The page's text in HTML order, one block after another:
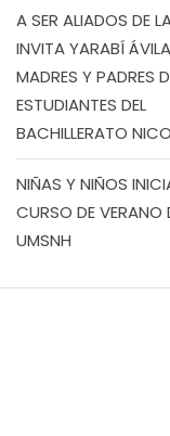
A SER ALIADOS DE
INVITA YARABÍ
MADRES Y PADRES
ESTUDIANTES DEL
BACHILLERATO
NIÑAS Y NIÑOS
CURSO DE VERANO
UMSNH